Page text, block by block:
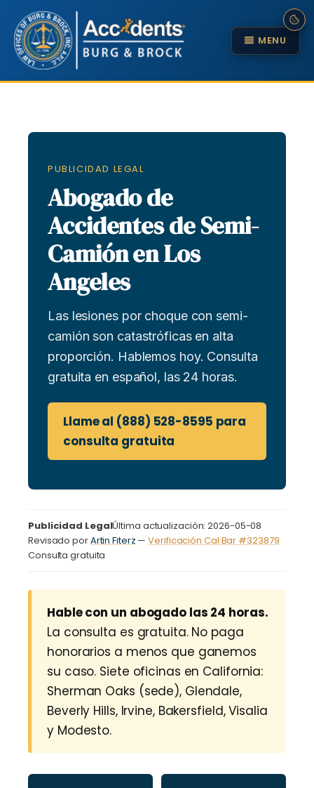
MENU
PUBLICIDAD LEGAL
Abogado de
Accidentes de Semi-
Camión en Los
Angeles
Las lesiones por choque con semi-
camión son catastróficas en alta
proporción. Hablemos hoy. Consulta
gratuita en español, las 24 horas.
Llame al (888) 528-8595 para
consulta gratuita
Publicidad LegalÚltima actualización: 2026-05-08
Revisado porArtin Fiterz —Verificación Cal Bar #323879
Consulta gratuita
Hable con un abogado las 24 horas.
La consulta es gratuita. No paga
honorarios a menos que ganemos
su caso. Siete oficinas en California:
Sherman Oaks (sede), Glendale,
Beverly Hills, Irvine, Bakersfield, Visalia
y Modesto.